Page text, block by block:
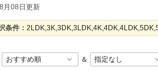
月08日更新
条件：
＆